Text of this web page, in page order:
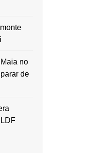
no
de